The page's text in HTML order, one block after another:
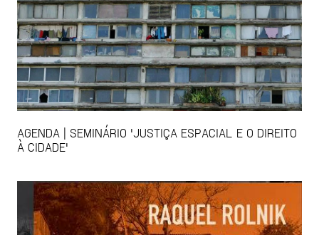
AGENDA | SEMINÁRIO 'JUSTIÇA ESPACIAL E O DIREITO
À CIDADE'